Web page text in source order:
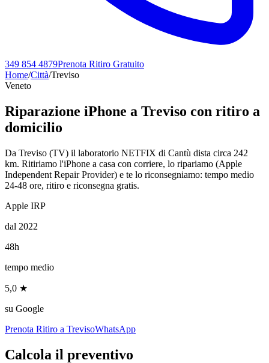
349 854 4879Prenota Ritiro Gratuito
Home/Città/Treviso
Veneto
Riparazione iPhone a Treviso con ritiro a
domicilio
Da Treviso (TV) il laboratorio NETFIX di Cantù dista circa 242
km. Ritiriamo l'iPhone a casa con corriere, lo ripariamo (Apple
Independent Repair Provider) e te lo riconsegniamo: tempo medio
24-48 ore, ritiro e riconsegna gratis.
Apple IRP
dal 2022
48h
tempo medio
5,0 ★
su Google
Prenota Ritiro a TrevisoWhatsApp
Calcola il preventivo